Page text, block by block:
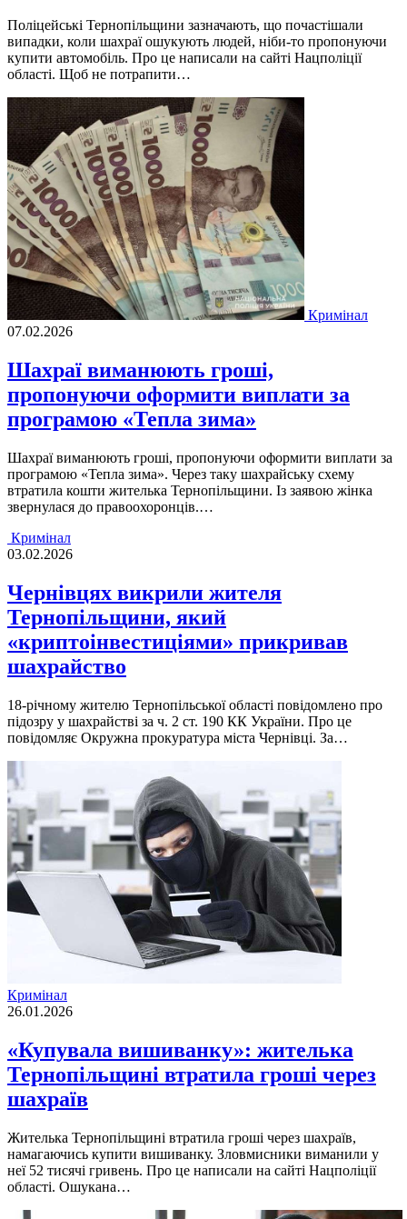
Поліцейські Тернопільщини зазначають, що почастішали
випадки, коли шахраї ошукують людей, ніби-то пропонуючи
купити автомобіль. Про це написали на сайті Нацполіції
області. Щоб не потрапити…
Кримінал
07.02.2026
Шахраї виманюють гроші,
пропонуючи оформити виплати за
програмою «Тепла зима»
Шахраї виманюють гроші, пропонуючи оформити виплати за
програмою «Тепла зима». Через таку шахрайську схему
втратила кошти жителька Тернопільщини. Із заявою жінка
звернулася до правоохоронців.…
Кримінал
03.02.2026
Чернівцях викрили жителя
Тернопільщини, який
«криптоінвестиціями» прикривав
шахрайство
18-річному жителю Тернопільської області повідомлено про
підозру у шахрайстві за ч. 2 ст. 190 КК України. Про це
повідомляє Окружна прокуратура міста Чернівці. За…
Кримінал
26.01.2026
«Купувала вишиванку»: жителька
Тернопільщині втратила гроші через
шахраїв
Жителька Тернопільщині втратила гроші через шахраїв,
намагаючись купити вишиванку. Зловмисники виманили у
неї 52 тисячі гривень. Про це написали на сайті Нацполіції
області. Ошукана…